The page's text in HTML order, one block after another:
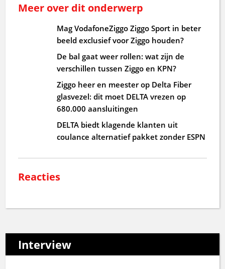
Meer over dit onderwerp
Mag VodafoneZiggo Ziggo Sport in beter
beeld exclusief voor Ziggo houden?
De bal gaat weer rollen: wat zijn de
verschillen tussen Ziggo en KPN?
Ziggo heer en meester op Delta Fiber
glasvezel: dit moet DELTA vrezen op
680.000 aansluitingen
DELTA biedt klagende klanten uit
coulance alternatief pakket zonder ESPN
Reacties
Interview